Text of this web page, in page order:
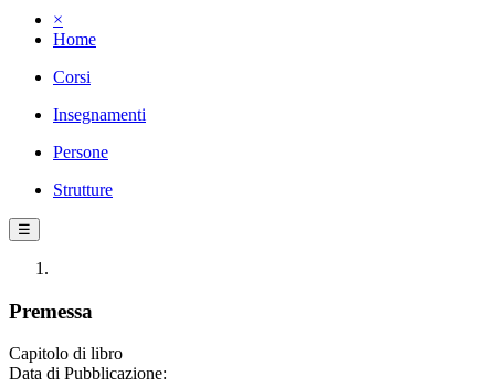
×
Home
Corsi
Insegnamenti
Persone
Strutture
☰
Premessa
Capitolo di libro
Data di Pubblicazione: